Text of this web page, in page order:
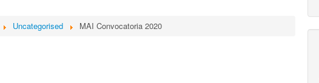
Uncategorised MAI Convocatoria 2020